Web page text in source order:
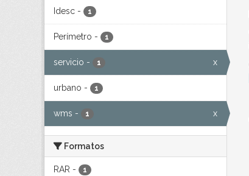
Idesc - 1
Perímetro - 1
servicio - 1 x
urbano - 1
wms - 1 x
Formatos
RAR - 1